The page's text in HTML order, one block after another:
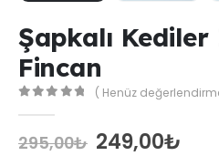
Şapkalı
Fincan
( Henüz
295,00₺ Orijinal
249,00₺